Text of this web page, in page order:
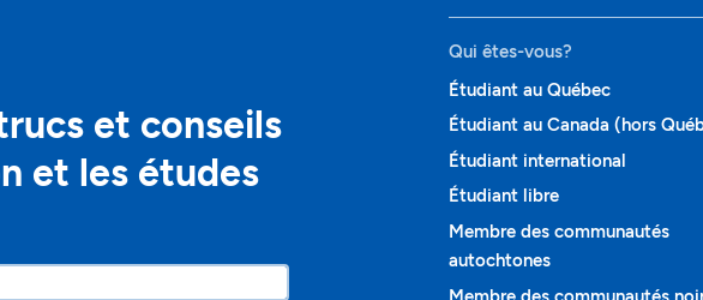
et conseils
et les études
Qui êtes-vous?
Étudiant au Québec
Étudiant au Canada (hors
Étudiant international
Étudiant libre
Membre des communautés
autochtones